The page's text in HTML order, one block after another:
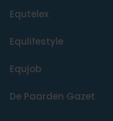
Equtelex
Equlifestyle
Equjob
De Paarden Gazet